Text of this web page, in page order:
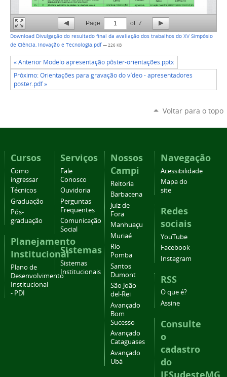
Page 1 of 7
Download Divulgação do resultado final da avaliação dos trabalhos do XV Simpósio
de Ciência, Inovação e Tecnologia.pdf— 226 KB
« Anterior Modelo apresentação pôster-orientações.pptx
Próximo: Orientações para gravação do vídeo - apresentadores
poster.pdf »
Voltar para o topo
Cursos
Como
ingressar
Técnicos
Graduação
Pós-
graduação
Planejamento
Institucional
Plano de
Desenvolvimento
Institucional
- PDI
Serviços
Fale
Conosco
Ouvidoria
Perguntas
Frequentes
Comunicação
Social
Sistemas
Sistemas
Institucionais
Nossos
Campi
Reitoria
Barbacena
Juiz de
Fora
Manhuaçu
Muriaé
Rio
Pomba
Santos
Dumont
São João
del-Rei
Avançado
Bom
Sucesso
Avançado
Cataguases
Avançado
Ubá
Navegação
Acessibilidade
Mapa do
site
Redes
sociais
YouTube
Facebook
Instagram
RSS
O que é?
Assine
Consulte
o
cadastro
do